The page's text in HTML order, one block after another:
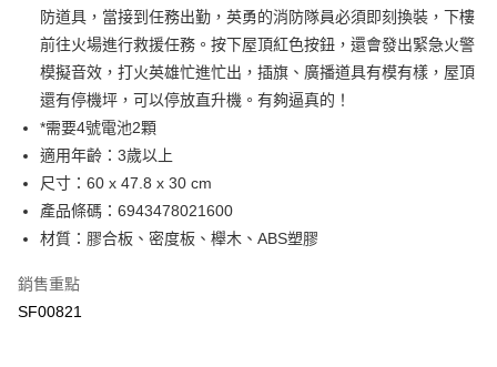
ATM付款
運送方式
宅配
每筆NT$80，滿NT$500(含以上)免運費
臺灣離島-金、馬、澎
每筆NT$100，滿NT$1,000(含以上)免運費
防道具，當接到任務出勤，英勇的消防隊員必須即刻換裝，下樓
前往火場進行救援任務。按下屋頂紅色按鈕，還會發出緊急火警
模擬音效，打火英雄忙進忙出，插旗、廣播道具有模有樣，屋頂
還有停機坪，可以停放直升機。有夠逼真的！
*需要4號電池2顆
適用年齡：3歲以上
尺寸：60 x 47.8 x 30 cm
產品條碼：6943478021600
材質：膠合板、密度板、櫸木、ABS塑膠
銷售重點
SF00821